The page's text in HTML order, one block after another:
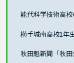
能代科学技術高
横手城南高校1年
秋田魁新聞「秋